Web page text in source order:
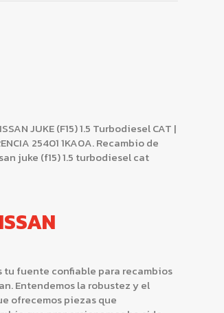
JUKE (F15) 1.5 Turbodiesel CAT |
25401 1KA0A. Recambio de
juke (f15) 1.5 turbodiesel cat
tu fuente confiable para recambios
Entendemos la robustez y el
ofrecemos piezas que